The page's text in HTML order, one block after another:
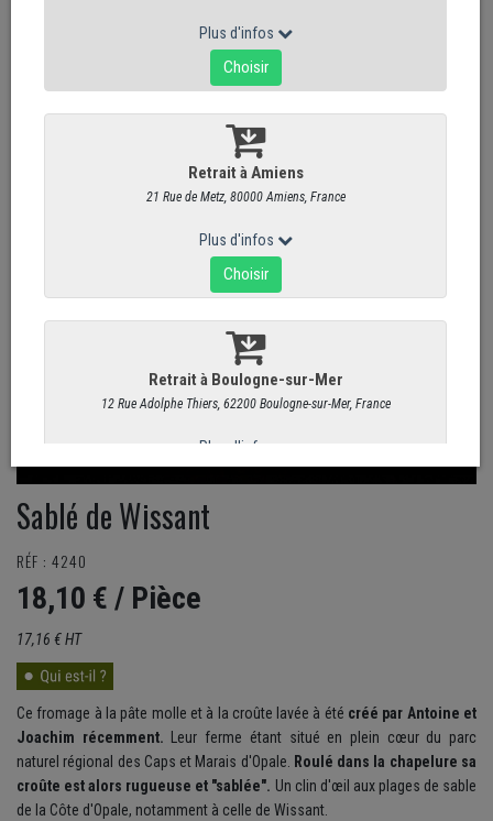
Sablé de Wissant
RÉF : 4240
18,10 € / Pièce
17,16 € HT
Ce fromage à la pâte molle et à la croûte lavée à été créé par Antoine et
Joachim récemment. Leur ferme étant situé en plein cœur du parc
naturel régional des Caps et Marais d'Opale. Roulé dans la chapelure sa
croûte est alors rugueuse et "sablée". Un clin d'œil aux plages de sable
de la Côte d'Opale, notamment à celle de Wissant.